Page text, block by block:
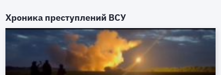
Хроника преступлений ВСУ